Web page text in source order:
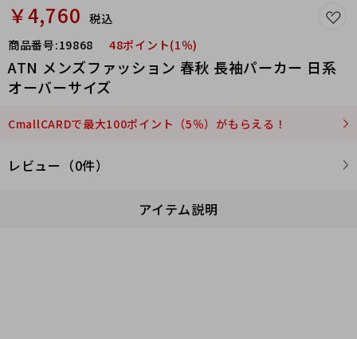
￥4,760 税込
商品番号:19868 48ポイント(1％)
ATN メンズファッション 春秋 長袖パーカー 日系
オーバーサイズ
CmallCARDで最大100ポイント（5％）がもらえる！
レビュー（0件）
アイテム説明